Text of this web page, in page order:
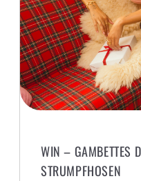
WIN – GAMBETTES
STRUMPFHOSEN